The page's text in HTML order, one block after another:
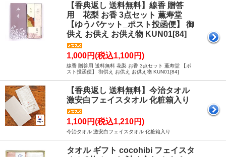
【香典返し 送料無料】線香 贈答
用 花梨 お香 3点セット 薫寿堂
【ゆうパケット_ポスト投函便】 御
供え お供え お供え物 KUN01[84]
1,000円(税込1,100円)
線香 贈答用 送料無料 花梨 お香 3点セット 薫寿堂 【ポ
スト投函便】 御供え お供え お供え物 KUN01[84]
【香典返し 送料無料】今治タオル
激安白フェイスタオル 化粧箱入り
1,100円(税込1,210円)
今治タオル 激安白フェイスタオル 化粧箱入り
タオル ギフト cocohibi フェイスタ